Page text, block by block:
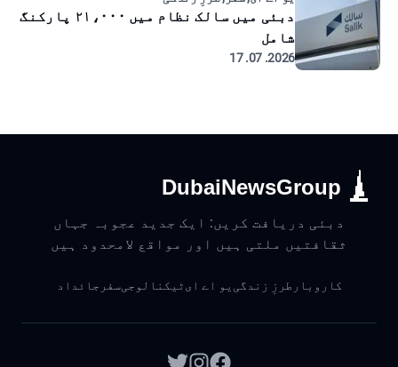
دبئی میں سالک نظام میں ۲۱،۰۰۰ پارکنگ
شامل
2026. 07. 17
DubaiNewsGroup
دبئی دریافت کریں: ایک جدید عجوبہ جہاں
ثقافتیں ملتی ہیں اور مواقع لامحدود ہیں
کاروبار طرزِ زندگی یو اے ایٹیکنالوجیسفر جائداد